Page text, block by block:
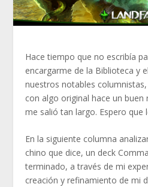
Hace tiempo que no escribía
encargarme de la Biblioteca y
nuestros notables
con algo original hace un
me salió tan largo. Espero que
En la siguiente columna
chino que dice, un deck
terminado, a través de mi
creación y refinamiento de mi